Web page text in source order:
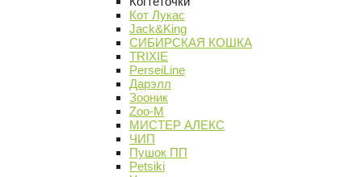
Кот Лукас
Jack&King
СИБИРСКАЯ КОШКА
TRIXIE
PerseiLine
Дарэлл
Зооник
Zoo-M
МИСТЕР АЛЕКС
ЧИП
Пушок ПП
Petsiki